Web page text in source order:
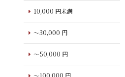
10,000 円未満
～30,000 円
～50,000 円
～100,000 円